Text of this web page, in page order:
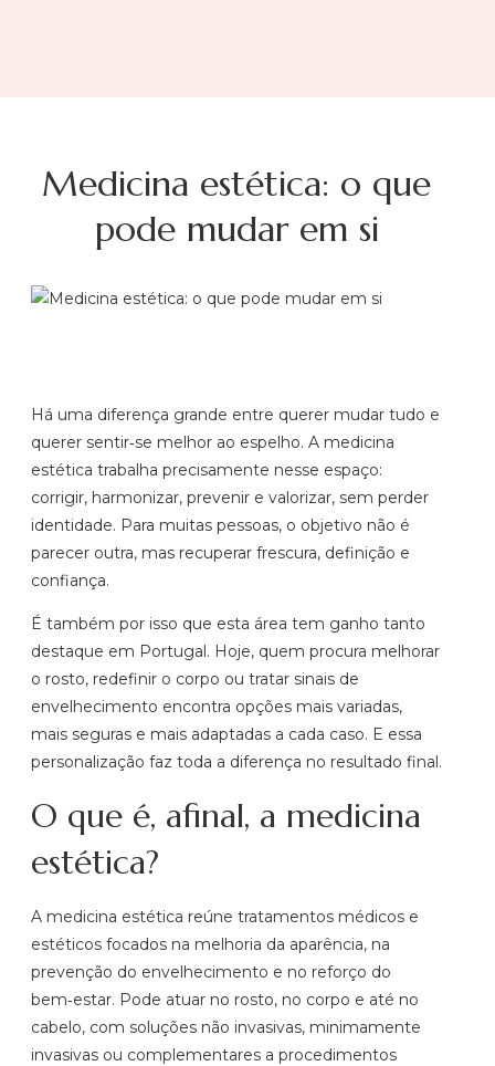
Medicina estética: o que
pode mudar em si
Há uma diferença grande entre querer mudar tudo e
querer sentir‑se melhor ao espelho. A medicina
estética trabalha precisamente nesse espaço:
corrigir, harmonizar, prevenir e valorizar, sem perder
identidade. Para muitas pessoas, o objetivo não é
parecer outra, mas recuperar frescura, definição e
confiança.
É também por isso que esta área tem ganho tanto
destaque em Portugal. Hoje, quem procura melhorar
o rosto, redefinir o corpo ou tratar sinais de
envelhecimento encontra opções mais variadas,
mais seguras e mais adaptadas a cada caso. E essa
personalização faz toda a diferença no resultado final.
O que é, afinal, a medicina
estética?
A medicina estética reúne tratamentos médicos e
estéticos focados na melhoria da aparência, na
prevenção do envelhecimento e no reforço do
bem‑estar. Pode atuar no rosto, no corpo e até no
cabelo, com soluções não invasivas, minimamente
invasivas ou complementares a procedimentos